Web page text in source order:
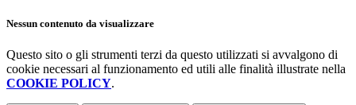
Nessun contenuto da visualizzare
Questo sito o gli strumenti terzi da questo utilizzati si avvalgono di
cookie necessari al funzionamento ed utili alle finalità illustrate nella
COOKIE POLICY.